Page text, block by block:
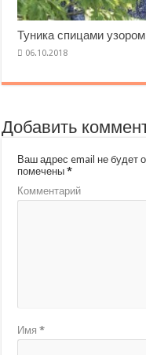
Туника спицами
Добавить
Ваш адрес email не будет
помечены*
Комментарий
Имя*